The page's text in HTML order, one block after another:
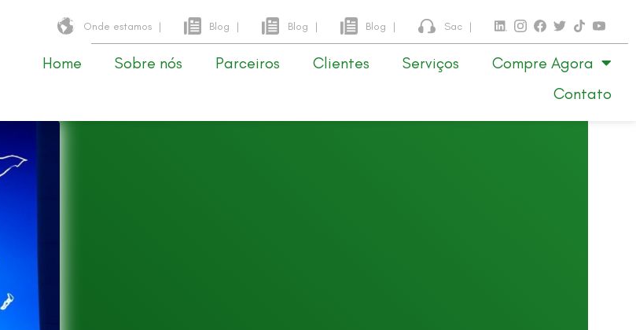
Onde estamos | Blog | Blog | Blog | Sac |
Home Sobre nós Parceiros Clientes Serviços
Compre Agora
Contato